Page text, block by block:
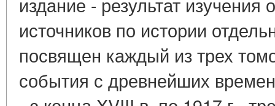
источников по истории
посвящен каждый из трех
события с древнейших